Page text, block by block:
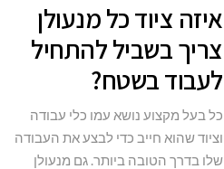
מנעולן
צריך
איזה ציוד כל מנעולן
צריך בשביל להתחיל
לעבוד בשטח?
כל בעל מקצוע נושא עמו כלי עבודה
וציוד שהוא חייב כדי לבצע את העבודה
שלו בדרך הטובה ביותר. גם מנעולן